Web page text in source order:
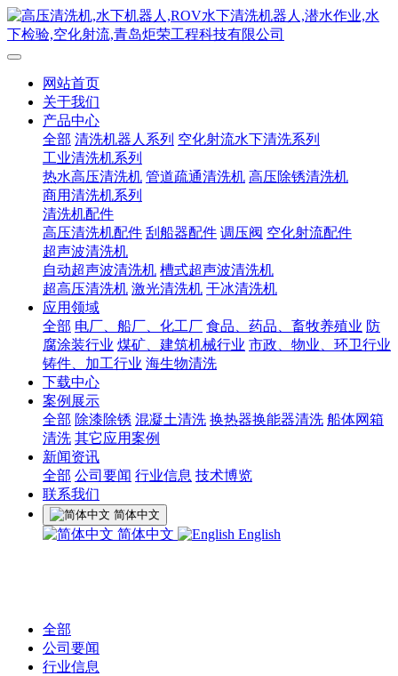
网站首页
关于我们
产品中心
全部 清洗机器人系列 空化射流水下清洗系列
工业清洗机系列
热水高压清洗机 管道疏通清洗机 高压除锈清洗机
商用清洗机系列
清洗机配件
高压清洗机配件 刮船器配件 调压阀 空化射流配件
超声波清洗机
自动超声波清洗机 槽式超声波清洗机
超高压清洗机 激光清洗机 干冰清洗机
应用领域
全部 电厂、船厂、化工厂 食品、药品、畜牧养殖业 防
腐涂装行业 煤矿、建筑机械行业 市政、物业、环卫行业
铸件、加工行业 海生物清洗
下载中心
案例展示
全部 除漆除锈 混凝土清洗 换热器换能器清洗 船体网箱
清洗 其它应用案例
新闻资讯
全部 公司要闻 行业信息 技术博览
联系我们
简体中文
简体中文 English
全部
公司要闻
行业信息